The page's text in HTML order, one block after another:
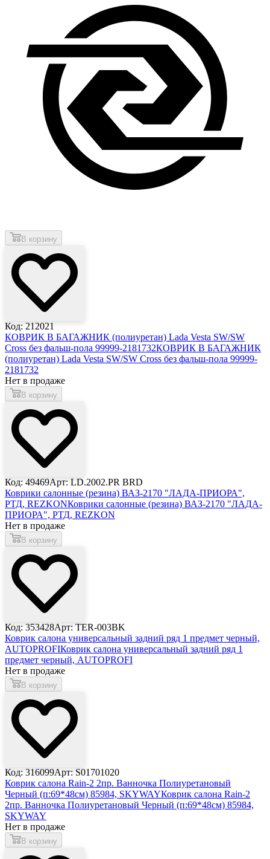
В корзину
Код: 212021
КОВРИК В БАГАЖНИК (полиуретан) Lada Vesta SW/SW
Cross без фальш-пола 99999-2181732КОВРИК В БАГАЖНИК
(полиуретан) Lada Vesta SW/SW Cross без фальш-пола 99999-
2181732
Нет в продаже
В корзину
Код: 49469Арт: LD.2002.PR BRD
Коврики салонные (резина) ВАЗ-2170 "ЛАДА-ПРИОРА",
РТД, REZKONКоврики салонные (резина) ВАЗ-2170 "ЛАДА-
ПРИОРА", РТД, REZKON
Нет в продаже
В корзину
Код: 353428Арт: TER-003BK
Коврик салона универсальный задний ряд 1 предмет черный,
AUTOPROFIКоврик салона универсальный задний ряд 1
предмет черный, AUTOPROFI
Нет в продаже
В корзину
Код: 316099Арт: S01701020
Коврик салона Rain-2 2пр. Ванночка Полиуретановый
Черный (п:69*48см) 85984, SKYWAYКоврик салона Rain-2
2пр. Ванночка Полиуретановый Черный (п:69*48см) 85984,
SKYWAY
Нет в продаже
В корзину